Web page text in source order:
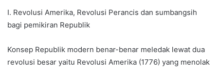
I. Revolusi Amerika, Revolusi Perancis dan sumbangsih
bagi pemikiran Republik
Konsep Republik modern benar-benar meledak lewat dua
revolusi besar yaitu Revolusi Amerika (1776) yang menolak